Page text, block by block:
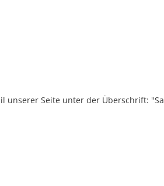
Seite unter der Überschrift: